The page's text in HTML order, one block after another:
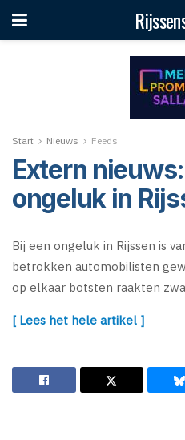
Start Nieuws Feeds
Extern
ongeluk in
Bij een ongeluk in Rijssen is
betrokken automobilisten
op elkaar botsten raakten
[ Lees het hele artikel ]